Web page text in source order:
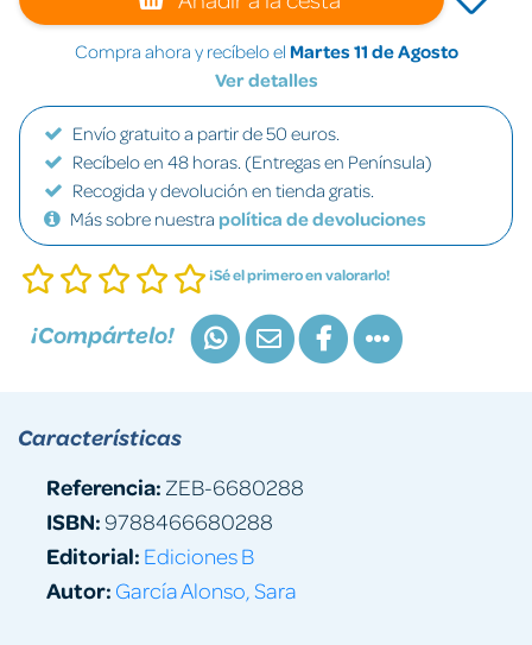
Compra ahora y recíbelo el Martes 11 de Agosto
Ver detalles
Envío gratuito a partir de 50 euros.
Recíbelo en 48 horas. (Entregas en Península)
Recogida y devolución en tienda gratis.
Más sobre nuestra política de devoluciones
¡Sé el primero en valorarlo!
¡Compártelo!
Características
Referencia: ZEB-6680288
ISBN:9788466680288
Editorial: Ediciones B
Autor: García Alonso, Sara